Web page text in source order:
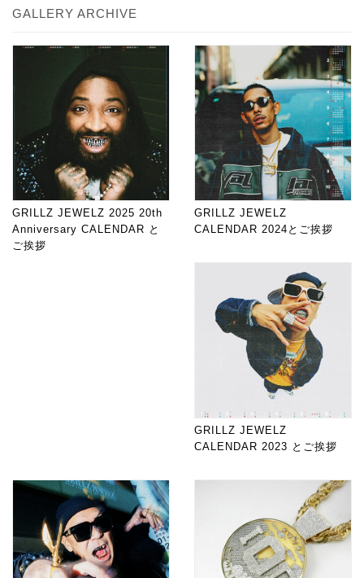
GALLERY ARCHIVE
GRILLZ JEWELZ 2025 20th
Anniversary CALENDAR と
ご挨拶
GRILLZ JEWELZ
CALENDAR 2024とご挨拶
GRILLZ JEWELZ
CALENDAR 2023 とご挨拶